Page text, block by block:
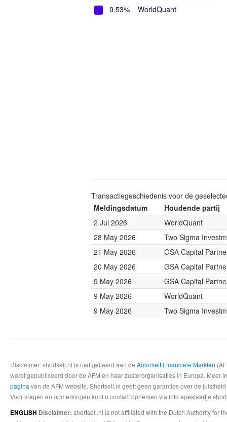
0.53%
WorldQuant
Transactiegeschiedenis voor de
Meldingsdatum
Houdende partij
2 Jul 2026
WorldQuant
28 May 2026
Two Sigma
21 May 2026
GSA Capital
20 May 2026
GSA Capital
9 May 2026
GSA Capital
9 May 2026
WorldQuant
9 May 2026
Two Sigma
Disclaimer: shortsell.nl is niet gelieerd aan de Autoriteit Financiele Markten
wordt gepubliceerd door de AFM en haar zusterorganisaties in Europa.
pagina van de AFM website. Shortsell.nl geeft geen garanties over de
Voor vragen en opmerkingen kunt u contact opnemen via info apestaartje
ENGLISH Disclaimer: shortsell.nl is not affiliated with the Dutch Authority for